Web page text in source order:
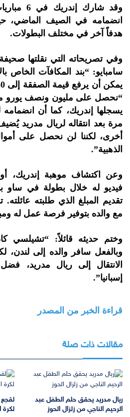
وقد شارك
انضمامه في الصيف الماضي،
هدفاً آخر في مختلف البطولات.
وفي تصريحاته التي نقلتها صحيفة
سامبايو: “بند المكافآت الخاص
“نحصل على مليون ونصف يورو
يسجلها إندريك، كما أن انضمامه
مرة بعد انتقاله لريال مدريد
أخرى، لكننا لن نحصل على
الذهبية”.
وعن اكتشاف موهبة إندريك،
فيديو له خلال بطولة في ساو
تقديم المبلغ الذي طلبته
مع والده بتوفير فرصة عمل له
وختم حديثه قائلاً: “تشيلسي
وبالفعل سافر والده إلى
الانتقال إلى ريال مدريد،
إسبانيا”.
قراءة الخبر من المصدر
مقالات ذات صلة
ريال مدريد يحقق حلم الطفل عبد
الرحيم الناجي من زلزال الحوز
لقجع
لكرة